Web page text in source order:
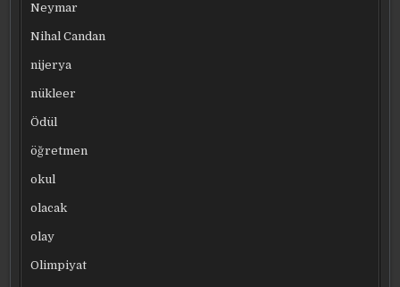
Neymar
Nihal Candan
nijerya
nükleer
Ödül
öğretmen
okul
olacak
olay
Olimpiyat